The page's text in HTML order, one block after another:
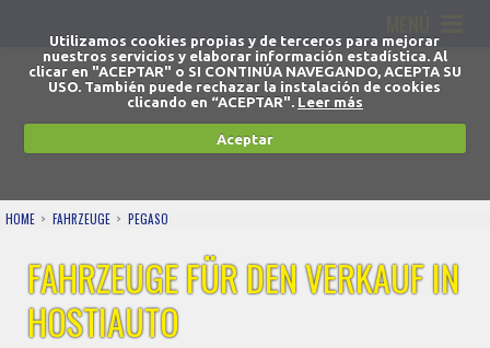
Utilizamos cookies propias y de terceros para mejorar
nuestros servicios y elaborar información estadística. Al
clicar en "ACEPTAR" o SI CONTINÚA NAVEGANDO, ACEPTA SU
USO. También puede rechazar la instalación de cookies
clicando en “ACEPTAR". Leer más
Aceptar
HOME FAHRZEUGE PEGASO
FAHRZEUGE FÜR DEN VERKAUF IN
HOSTIAUTO